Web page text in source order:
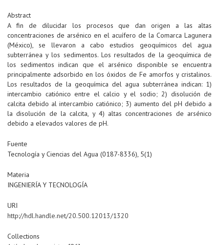
Abstract
A fin de dilucidar los procesos que dan origen a las altas
concentraciones de arsénico en el acuífero de la Comarca Lagunera
(México), se llevaron a cabo estudios geoquímicos del agua
subterránea y los sedimentos. Los resultados de la geoquímica de
los sedimentos indican que el arsénico disponible se encuentra
principalmente adsorbido en los óxidos de Fe amorfos y cristalinos.
Los resultados de la geoquímica del agua subterránea indican: 1)
intercambio catiónico entre el calcio y el sodio; 2) disolución de
calcita debido al intercambio catiónico; 3) aumento del pH debido a
la disolución de la calcita, y 4) altas concentraciones de arsénico
debido a elevados valores de pH.
Fuente
Tecnología y Ciencias del Agua (0187-8336), 5(1)
Materia
INGENIERÍA Y TECNOLOGÍA
URI
http://hdl.handle.net/20.500.12013/1320
Collections